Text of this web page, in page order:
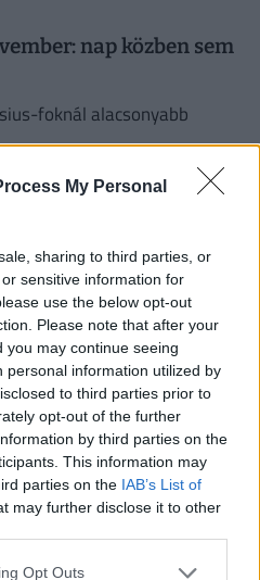
My Personal
sharing to third parties, or
sensitive information for
use the below opt-out
Please note that after your
may continue seeing
personal information utilized by
to third parties prior to
opt-out of the further
by third parties on the
This information may
parties on the IAB’s List of
may further disclose it to other
Opt Outs
nap közben sem
foknál alacsonyabb
jöhet
sokkal kevesebb...
sürget a virológus:
a halottak száma